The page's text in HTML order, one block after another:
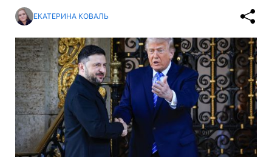
ЕКАТЕРИНА КОВАЛЬ